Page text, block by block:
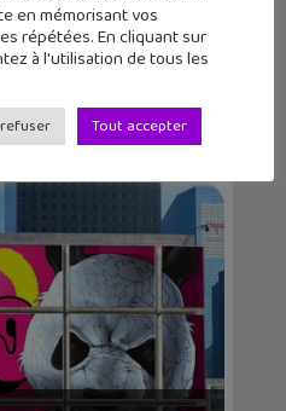
#7 : Ghost Pepper
en mémorisant vos
répétées. En cliquant sur
à l'utilisation de tous les
Tout accepter